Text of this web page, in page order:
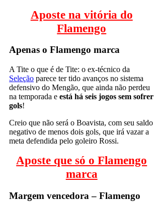
Aposte na vitória do
Flamengo
Apenas o Flamengo marca
A Tite o que é de Tite: o ex-técnico da
Seleção parece ter tido avanços no sistema
defensivo do Mengão, que ainda não perdeu
na temporada e está há seis jogos sem sofrer
gols!
Creio que não será o Boavista, com seu saldo
negativo de menos dois gols, que irá vazar a
meta defendida pelo goleiro Rossi.
Aposte que só o Flamengo
marca
Margem vencedora – Flamengo